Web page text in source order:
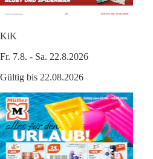
KiK
Fr. 7.8. - Sa. 22.8.2026
Gültig bis 22.08.2026